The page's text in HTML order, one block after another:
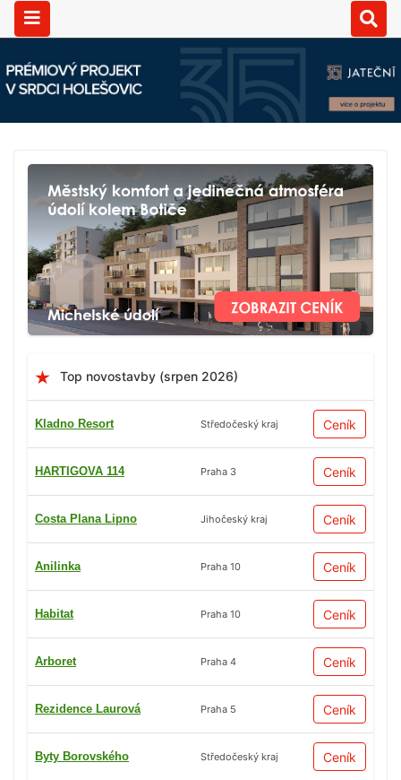
Top novostavby (srpen 2026)
Kladno Resort Středočeský kraj Ceník
HARTIGOVA 114 Praha 3 Ceník
Costa Plana Lipno Jihočeský kraj Ceník
Anilinka Praha 10 Ceník
Habitat Praha 10 Ceník
Arboret Praha 4 Ceník
Rezidence Laurová Praha 5 Ceník
Byty Borovského Středočeský kraj Ceník